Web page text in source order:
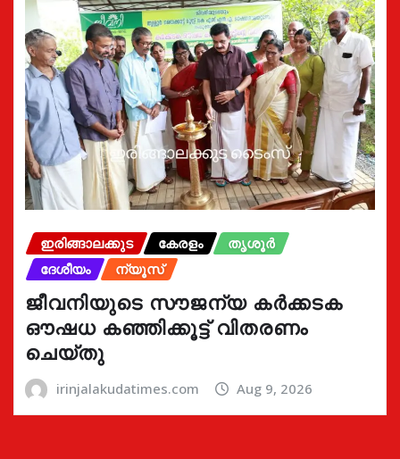
ഇരിങ്ങാലക്കുട കേരളം
തൃശൂർ
ദേശീയം
ന്യൂസ്
ജീവനിയുടെ സൗജന്യ കർക്കടക
ഔഷധ കഞ്ഞിക്കൂട്ട് വിതരണം
ചെയ്തു
irinjalakudatimes.com Aug 9, 2026